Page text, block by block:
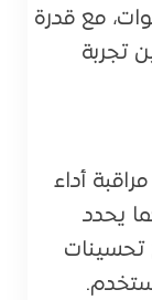
مع قدرة
تجربة
أداء
يحدد
تحسينات